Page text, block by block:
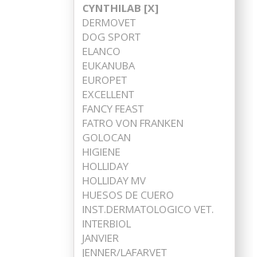
CYNTHILAB [X]
DERMOVET
DOG SPORT
ELANCO
EUKANUBA
EUROPET
EXCELLENT
FANCY FEAST
FATRO VON FRANKEN
GOLOCAN
HIGIENE
HOLLIDAY
HOLLIDAY MV
HUESOS DE CUERO
INST.DERMATOLOGICO VET.
INTERBIOL
JANVIER
JENNER/LAFARVET